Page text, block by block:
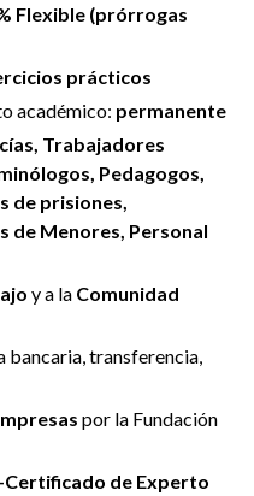
Flexible (prórrogas
prácticos
académico: permanente
Trabajadores
Pedagogos,
de prisiones,
de Menores, Personal
y a la Comunidad
bancaria, transferencia,
por la Fundación
de Experto